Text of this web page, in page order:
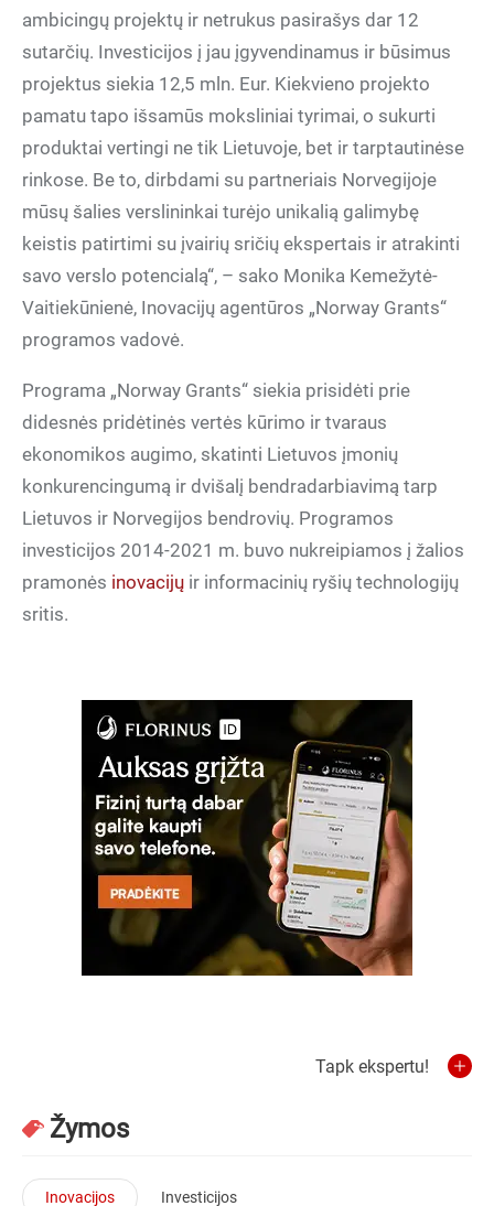
ambicingų projektų ir netrukus pasirašys dar 12
sutarčių. Investicijos į jau įgyvendinamus ir būsimus
projektus siekia 12,5 mln. Eur. Kiekvieno projekto
pamatu tapo išsamūs moksliniai tyrimai, o sukurti
produktai vertingi ne tik Lietuvoje, bet ir tarptautinėse
rinkose. Be to, dirbdami su partneriais Norvegijoje
mūsų šalies verslininkai turėjo unikalią galimybę
keistis patirtimi su įvairių sričių ekspertais ir atrakinti
savo verslo potencialą“, – sako Monika Kemežytė-
Vaitiekūnienė, Inovacijų agentūros „Norway Grants“
programos vadovė.
Programa „Norway Grants“ siekia prisidėti prie
didesnės pridėtinės vertės kūrimo ir tvaraus
ekonomikos augimo, skatinti Lietuvos įmonių
konkurencingumą ir dvišalį bendradarbiavimą tarp
Lietuvos ir Norvegijos bendrovių. Programos
investicijos 2014-2021 m. buvo nukreipiamos į žalios
pramonės inovacijų ir informacinių ryšių technologijų
sritis.
Tapk ekspertu!
Žymos
Inovacijos Investicijos